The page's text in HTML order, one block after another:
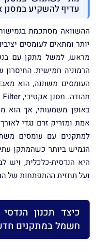
עדיף להשקיע במסנן
ההשוואה מסתכמת
יותר ומתאים לעומסים
מראש, למשל מתקן עם
הרמוניה חמישית.
העומסים משתנה, הוא
באופן משמעותי, אך הוא
אמת ומזריק זרם נגדי
למתקנים עם עומסים
הגמיש ביותר כשהמתקן
היא הנדסית-כלכלית, ויש
ועל תחזית ההתפתחות של
כיצד תכנון
חשמל במתקנים